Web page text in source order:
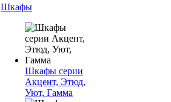
Шкафы
Шкафы серии
Акцент, Этюд,
Уют, Гамма